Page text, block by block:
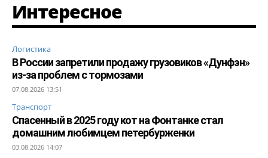
Интересное
Логистика
В России запретили продажу грузовиков «Дунфэн»
из-за проблем с тормозами
07.08.2026 13:51
Транспорт
Спасенный в 2025 году кот на Фонтанке стал
домашним любимцем петербурженки
03.08.2026 14:07